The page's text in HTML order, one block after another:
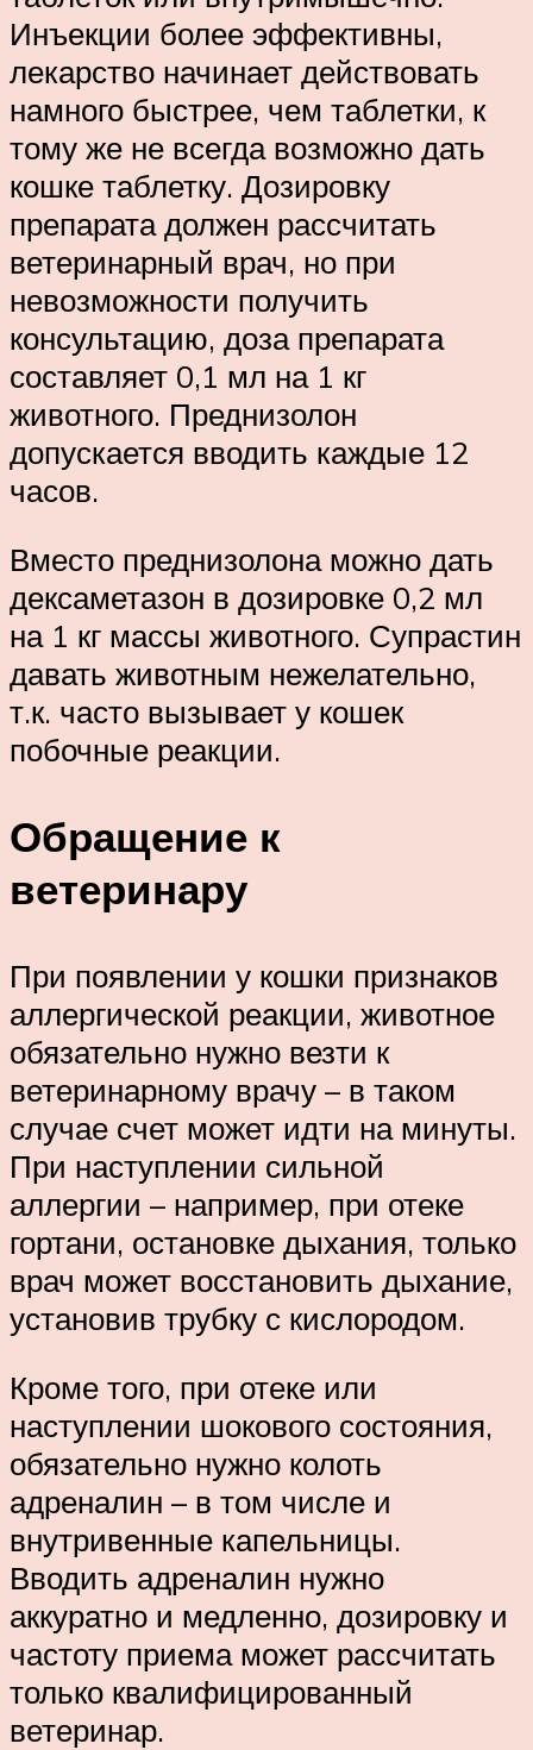
Инъекции более эффективны,
лекарство начинает действовать
намного быстрее, чем таблетки, к
тому же не всегда возможно дать
кошке таблетку. Дозировку
препарата должен рассчитать
ветеринарный врач, но при
невозможности получить
консультацию, доза препарата
составляет 0,1 мл на 1 кг
животного. Преднизолон
допускается вводить каждые 12
часов.
Вместо преднизолона можно дать
дексаметазон в дозировке 0,2 мл
на 1 кг массы животного. Супрастин
давать животным нежелательно,
т.к. часто вызывает у кошек
побочные реакции.
Обращение к
ветеринару
При появлении у кошки признаков
аллергической реакции, животное
обязательно нужно везти к
ветеринарному врачу – в таком
случае счет может идти на минуты.
При наступлении сильной
аллергии – например, при отеке
гортани, остановке дыхания, только
врач может восстановить дыхание,
установив трубку с кислородом.
Кроме того, при отеке или
наступлении шокового состояния,
обязательно нужно колоть
адреналин – в том числе и
внутривенные капельницы.
Вводить адреналин нужно
аккуратно и медленно, дозировку и
частоту приема может рассчитать
только квалифицированный
ветеринар.